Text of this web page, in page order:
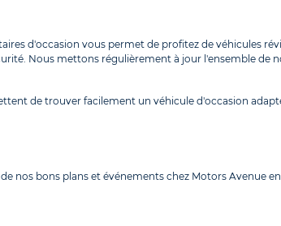
d'occasion vous permet de profitez de véhicules
Nous mettons régulièrement à jour l'ensemble de
de trouver facilement un véhicule d'occasion
nos bons plans et événements chez Motors Avenue